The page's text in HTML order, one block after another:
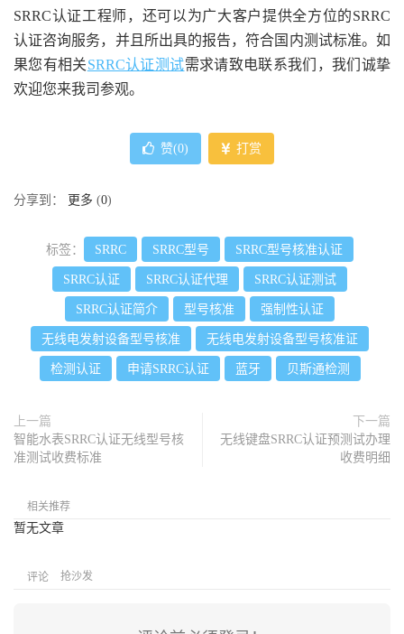
SRRC认证工程师，还可以为广大客户提供全方位的SRRC
认证咨询服务，并且所出具的报告，符合国内测试标准。如
果您有相关SRRC认证测试需求请致电联系我们，我们诚挚
欢迎您来我司参观。
赞(0) 打赏
分享到： 更多 (0)
标签： SRRC SRRC型号 SRRC型号核准认证
SRRC认证 SRRC认证代理 SRRC认证测试
SRRC认证简介 型号核准 强制性认证
无线电发射设备型号核准 无线电发射设备型号核准证
检测认证 申请SRRC认证 蓝牙 贝斯通检测
上一篇
智能水表SRRC认证无线型号核
准测试收费标准
下一篇
无线键盘SRRC认证预测试办理
收费明细
相关推荐
暂无文章
评论 抢沙发